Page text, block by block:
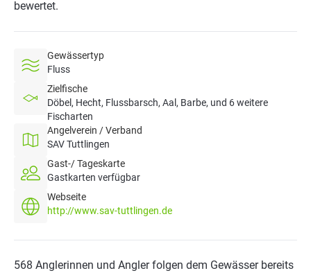
bewertet.
Gewässertyp
Fluss
Zielfische
Döbel, Hecht, Flussbarsch, Aal, Barbe, und 6 weitere
Fischarten
Angelverein / Verband
SAV Tuttlingen
Gast-/ Tageskarte
Gastkarten verfügbar
Webseite
http://www.sav-tuttlingen.de
568 Anglerinnen und Angler folgen dem Gewässer bereits